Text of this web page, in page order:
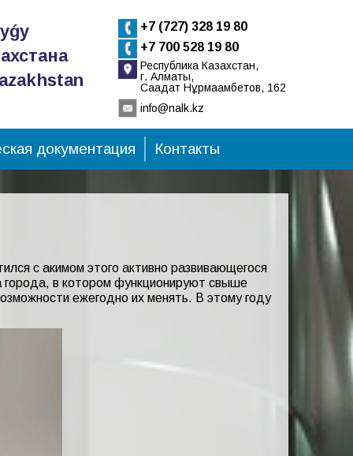
+7 (727) 328 19 80
+7 700 528 19 80
Республика Казахстан,
г. Алматы,
Сағадат Нұрмағамбетов, 162
info@nalk.kz
документация Контакты
с акимом этого активно развивающегося
в котором функционируют свыше
ежегодно их менять. В этому году